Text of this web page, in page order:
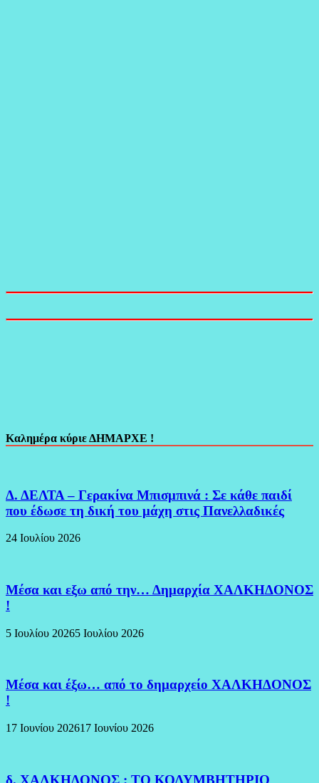
Καλημέρα κύριε ΔΗΜΑΡΧΕ !
Δ. ΔΕΛΤΑ – Γερακίνα Μπισμπινά : Σε κάθε παιδί
που έδωσε τη δική του μάχη στις Πανελλαδικές
24 Ιουλίου 2026
Μέσα και εξω από την… Δημαρχία ΧΑΛΚΗΔΟΝΟΣ
!
5 Ιουλίου 20265 Ιουλίου 2026
Μέσα και έξω… από το δημαρχείο ΧΑΛΚΗΔΟΝΟΣ
!
17 Ιουνίου 202617 Ιουνίου 2026
δ. ΧΑΛΚΗΔΟΝΟΣ : ΤΟ ΚΟΛΥΜΒΗΤΗΡΙΟ